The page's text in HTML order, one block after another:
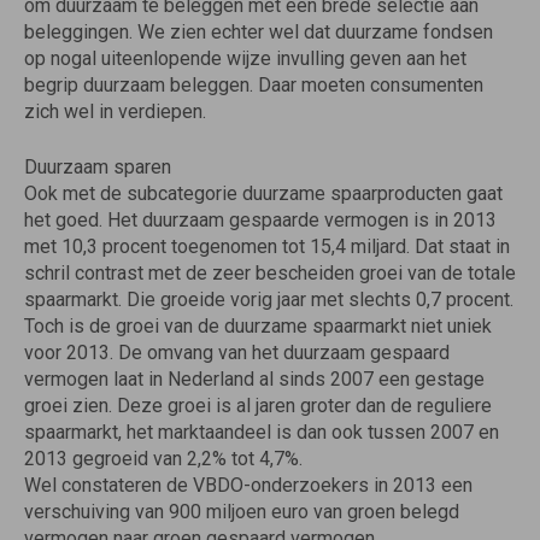
om duurzaam te beleggen met een brede selectie aan
beleggingen. We zien echter wel dat duurzame fondsen
op nogal uiteenlopende wijze invulling geven aan het
begrip duurzaam beleggen. Daar moeten consumenten
zich wel in verdiepen.
Duurzaam sparen
Ook met de subcategorie duurzame spaarproducten gaat
het goed. Het duurzaam gespaarde vermogen is in 2013
met 10,3 procent toegenomen tot 15,4 miljard. Dat staat in
schril contrast met de zeer bescheiden groei van de totale
spaarmarkt. Die groeide vorig jaar met slechts 0,7 procent.
Toch is de groei van de duurzame spaarmarkt niet uniek
voor 2013. De omvang van het duurzaam gespaard
vermogen laat in Nederland al sinds 2007 een gestage
groei zien. Deze groei is al jaren groter dan de reguliere
spaarmarkt, het marktaandeel is dan ook tussen 2007 en
2013 gegroeid van 2,2% tot 4,7%.
Wel constateren de VBDO-onderzoekers in 2013 een
verschuiving van 900 miljoen euro van groen belegd